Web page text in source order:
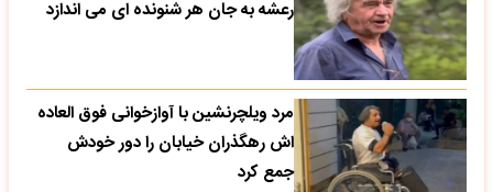
رعشه به جان هر شنونده ای می اندازد
مرد ویلچرنشین با آوازخوانی فوق العاده
اش رهگذران خیابان را دور خودش
جمع کرد